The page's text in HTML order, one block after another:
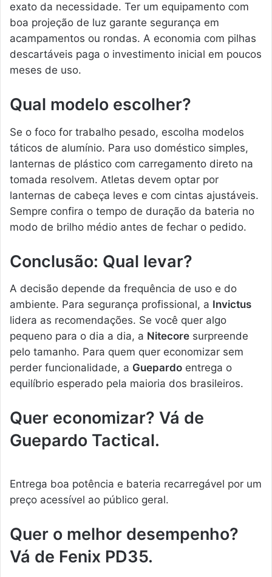
exato da necessidade. Ter um equipamento com
boa projeção de luz garante segurança em
acampamentos ou rondas. A economia com pilhas
descartáveis paga o investimento inicial em poucos
meses de uso.
Qual modelo escolher?
Se o foco for trabalho pesado, escolha modelos
táticos de alumínio. Para uso doméstico simples,
lanternas de plástico com carregamento direto na
tomada resolvem. Atletas devem optar por
lanternas de cabeça leves e com cintas ajustáveis.
Sempre confira o tempo de duração da bateria no
modo de brilho médio antes de fechar o pedido.
Conclusão: Qual levar?
A decisão depende da frequência de uso e do
ambiente. Para segurança profissional, a Invictus
lidera as recomendações. Se você quer algo
pequeno para o dia a dia, a Nitecore surpreende
pelo tamanho. Para quem quer economizar sem
perder funcionalidade, a Guepardo entrega o
equilíbrio esperado pela maioria dos brasileiros.
Quer economizar? Vá de
Guepardo Tactical.
Entrega boa potência e bateria recarregável por um
preço acessível ao público geral.
Quer o melhor desempenho?
Vá de Fenix PD35.